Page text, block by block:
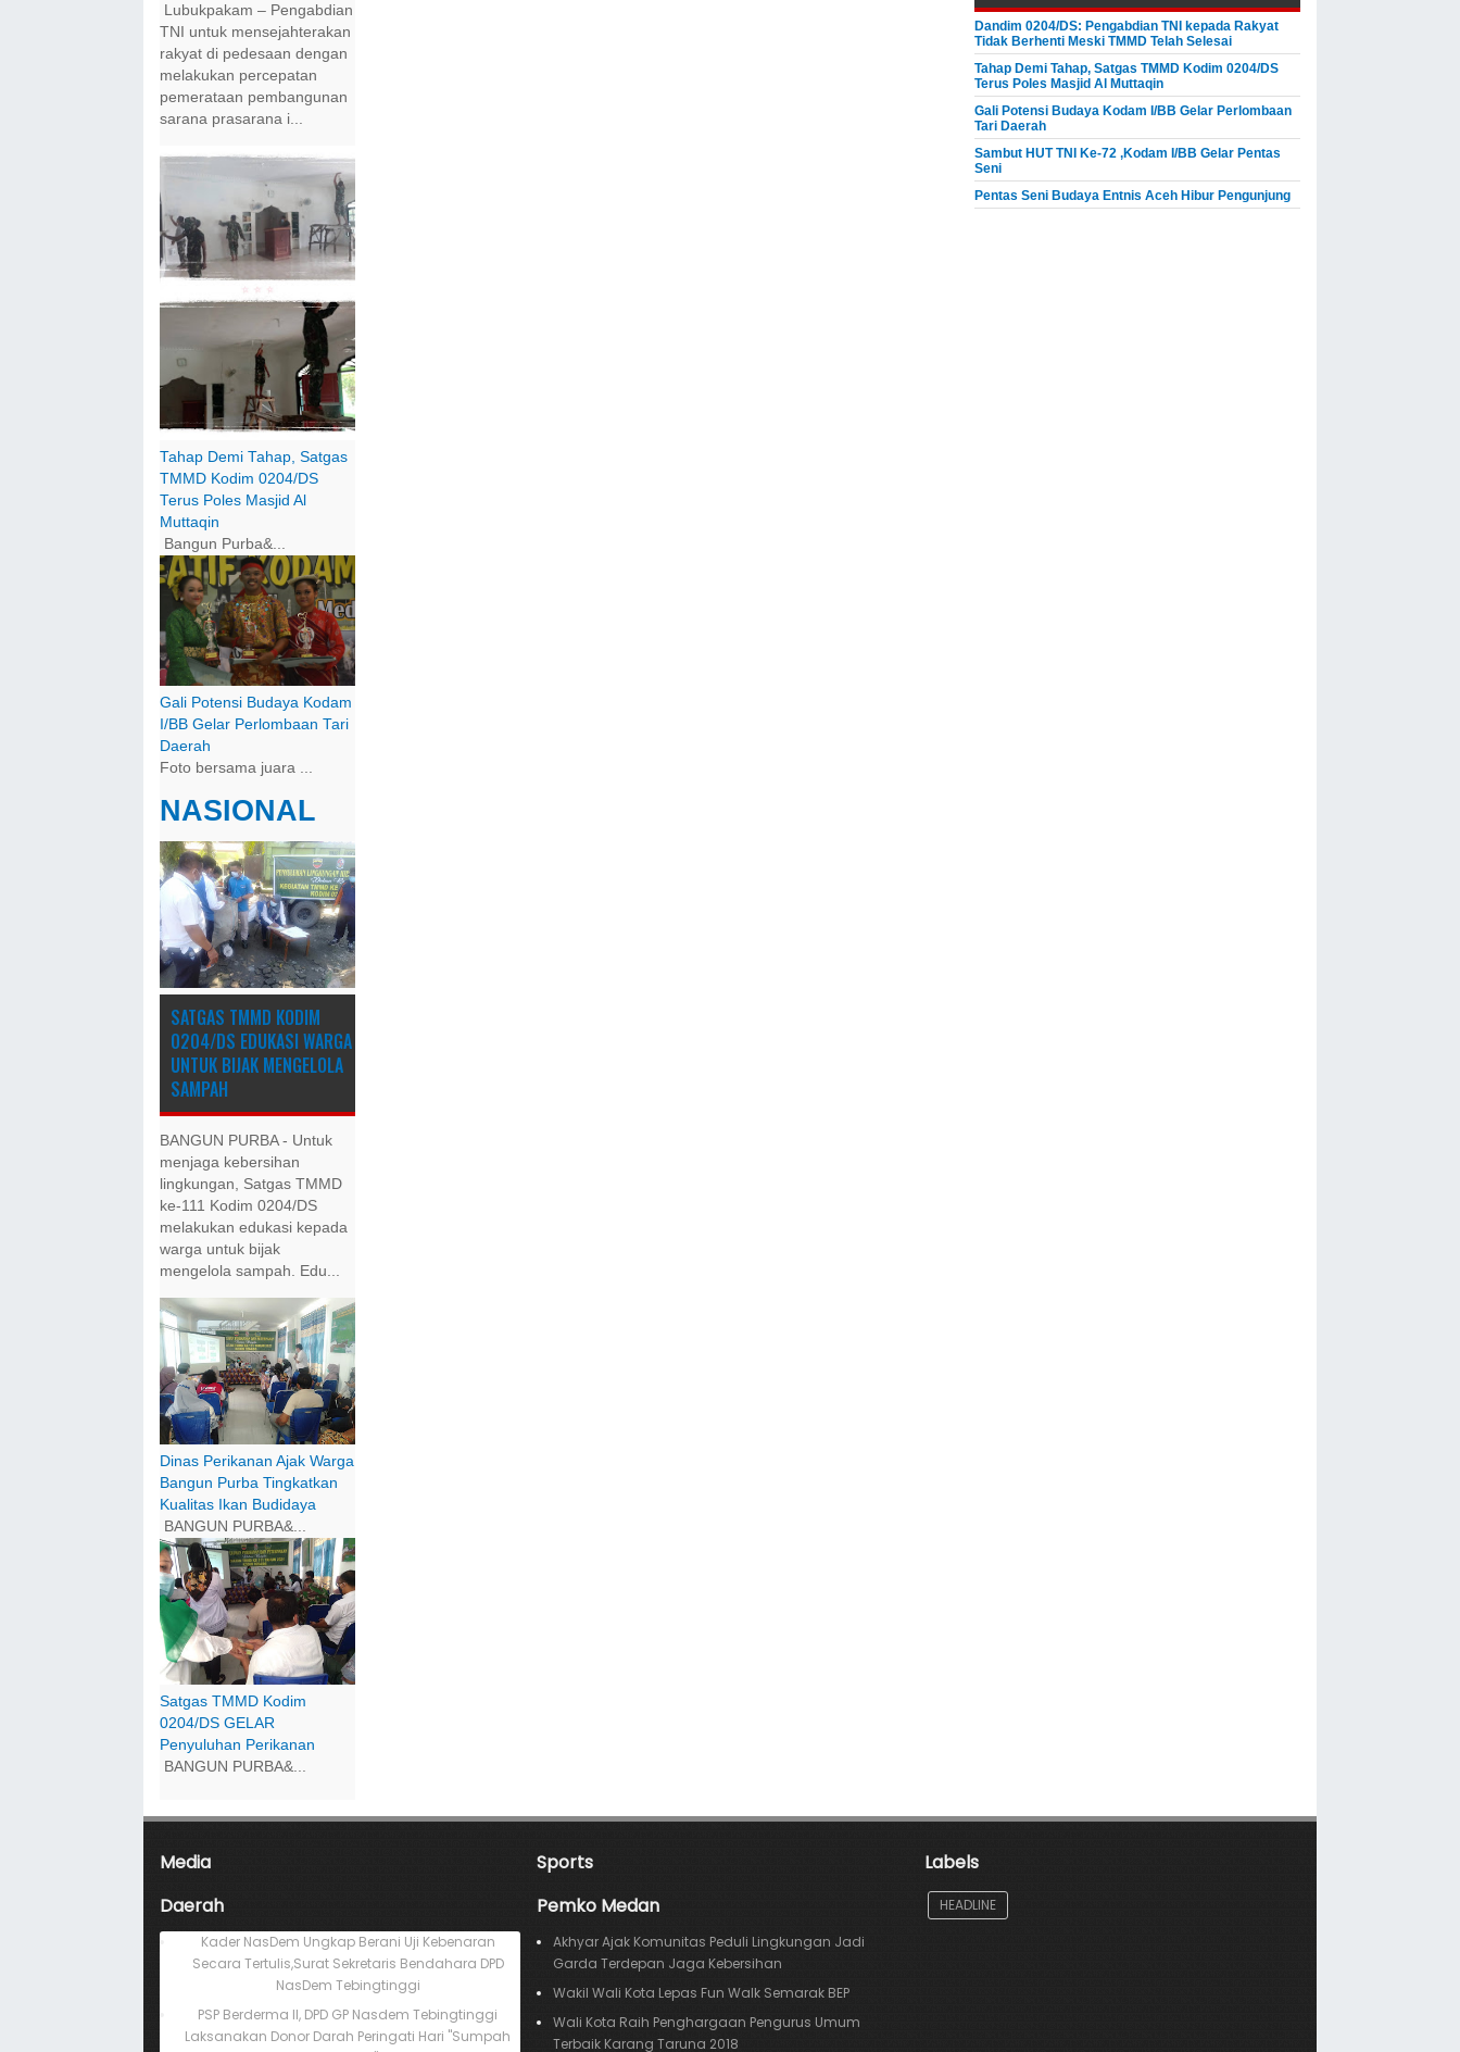
Lubukpakam – Pengabdian
TNI untuk mensejahterakan
rakyat di pedesaan dengan
melakukan percepatan
pemerataan pembangunan
sarana prasarana i...
Tahap Demi Tahap, Satgas
TMMD Kodim 0204/DS
Terus Poles Masjid Al
Muttaqin
Bangun Purba&...
Gali Potensi Budaya Kodam
I/BB Gelar Perlombaan Tari
Daerah
Foto bersama juara ...
NASIONAL
SATGAS TMMD KODIM
0204/DS EDUKASI WARGA
UNTUK BIJAK MENGELOLA
SAMPAH
BANGUN PURBA - Untuk
menjaga kebersihan
lingkungan, Satgas TMMD
ke-111 Kodim 0204/DS
melakukan edukasi kepada
warga untuk bijak
mengelola sampah. Edu...
Dinas Perikanan Ajak Warga
Bangun Purba Tingkatkan
Kualitas Ikan Budidaya
BANGUN PURBA&...
Satgas TMMD Kodim
0204/DS GELAR
Penyuluhan Perikanan
BANGUN PURBA&...
Dandim 0204/DS: Pengabdian TNI kepada Rakyat
Tidak Berhenti Meski ​TMMD Telah Selesai
Tahap Demi Tahap, Satgas TMMD Kodim 0204/DS
Terus Poles Masjid Al Muttaqin
Gali Potensi Budaya Kodam I/BB Gelar Perlombaan
Tari Daerah
Sambut HUT TNI Ke-72 ,Kodam I/BB Gelar Pentas
Seni
Pentas Seni Budaya Entnis Aceh Hibur Pengunjung
Media
Daerah
Kader NasDem Ungkap Berani Uji Kebenaran
Secara Tertulis,Surat Sekretaris Bendahara DPD
NasDem Tebingtinggi
PSP Berderma II, DPD GP Nasdem Tebingtinggi
Laksanakan Donor Darah Peringati Hari "Sumpah
Sports
Pemko Medan
Akhyar Ajak Komunitas Peduli Lingkungan Jadi
Garda Terdepan Jaga Kebersihan
Wakil Wali Kota Lepas Fun Walk Semarak BEP
Wali Kota Raih Penghargaan Pengurus Umum
Terbaik Karang Taruna 2018
Labels
HEADLINE